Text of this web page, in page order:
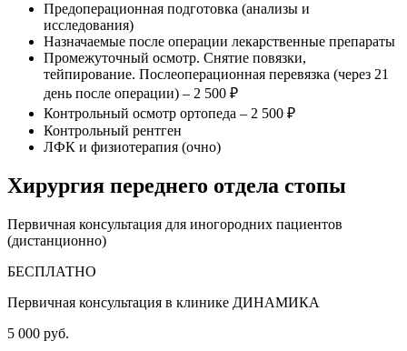
Предоперационная подготовка (анализы и
исследования)
Назначаемые после операции лекарственные препараты
Промежуточный осмотр. Снятие повязки,
тейпирование. Послеоперационная перевязка (через 21
день после операции) – 2 500 ₽
Контрольный осмотр ортопеда – 2 500 ₽
Контрольный рентген
ЛФК и физиотерапия (очно)
Хирургия переднего отдела стопы
Первичная консультация для иногородних пациентов
(дистанционно)
БЕСПЛАТНО
Первичная консультация в клинике ДИНАМИКА
5 000 руб.